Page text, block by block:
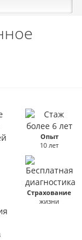
Опыт
10 лет
Страхование
жизни